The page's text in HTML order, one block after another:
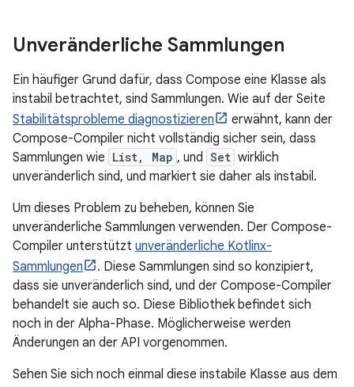
Unveränderliche Sammlungen
Ein häufiger Grund dafür, dass Compose eine Klasse als
instabil betrachtet, sind Sammlungen. Wie auf der Seite
Stabilitätsprobleme diagnostizieren
erwähnt, kann der
Compose-Compiler nicht vollständig sicher sein, dass
Sammlungen wie List, Map , und Set wirklich
unveränderlich sind, und markiert sie daher als instabil.
Um dieses Problem zu beheben, können Sie
unveränderliche Sammlungen verwenden. Der Compose-
Compiler unterstützt unveränderliche Kotlinx-
Sammlungen
. Diese Sammlungen sind so konzipiert,
dass sie unveränderlich sind, und der Compose-Compiler
behandelt sie auch so. Diese Bibliothek befindet sich
noch in der Alpha-Phase. Möglicherweise werden
Änderungen an der API vorgenommen.
Sehen Sie sich noch einmal diese instabile Klasse aus dem